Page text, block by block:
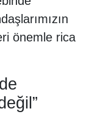
önemle rica